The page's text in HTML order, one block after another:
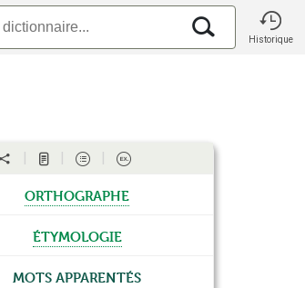
Historique
orthographe
étymologie
Mots apparentés